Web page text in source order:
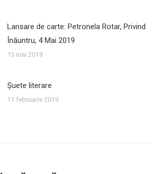
Lansare de carte: Petronela Rotar, Privind
Înăuntru, 4 Mai 2019
15 mai 2019
Şuete literare
11 februarie 2019